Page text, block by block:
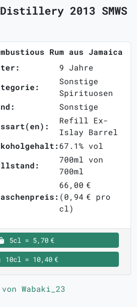
2013 SMWS
Rum aus Jamaica
9 Jahre
Sonstige
Spirituosen
Sonstige
Refill Ex-
Islay Barrel
67.1% vol
700ml von
700ml
66,00 €
(0,94 € pro
cl)
5cl = 5,70 €
10cl = 10,40 €
Wabaki_23